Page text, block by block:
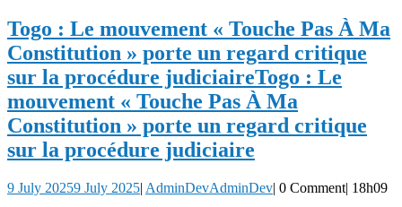
Togo : Le mouvement « Touche Pas À Ma
Constitution » porte un regard critique
sur la procédure judiciaireTogo : Le
mouvement « Touche Pas À Ma
Constitution » porte un regard critique
sur la procédure judiciaire
9 July 20259 July 2025| AdminDevAdminDev| 0 Comment| 18h09